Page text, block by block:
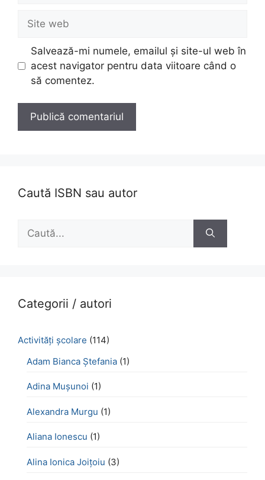
web
Salvează-mi numele, emailul și site-ul web în
acest navigator pentru data viitoare când o
să comentez.
Caută ISBN sau autor
Caută
Categorii / autori
Activităţi şcolare (114)
Adam Bianca Ștefania (1)
Adina Mușunoi (1)
Alexandra Murgu (1)
Aliana Ionescu (1)
Alina Ionica Joițoiu (3)